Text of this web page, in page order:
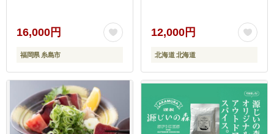
16,000円
福岡県 糸島市
12,000円
北海道 北海道